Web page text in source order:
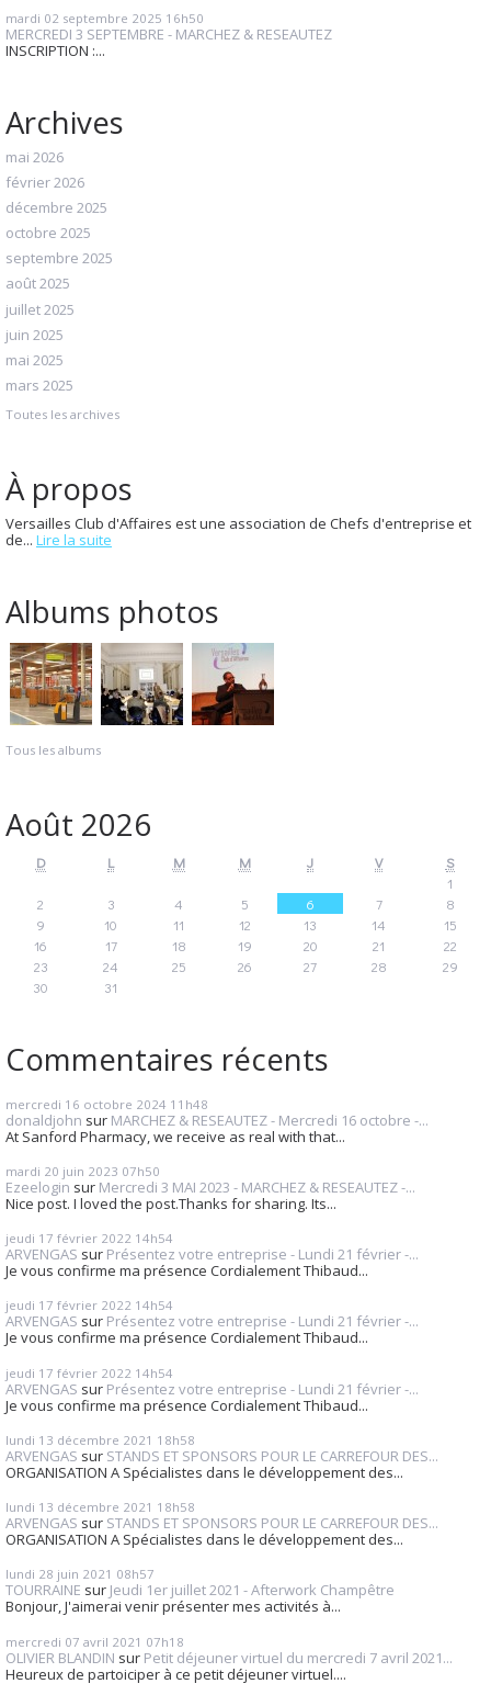
mardi 02 septembre 2025 16h50
MERCREDI 3 SEPTEMBRE - MARCHEZ & RESEAUTEZ
INSCRIPTION :...
Archives
mai 2026
février 2026
décembre 2025
octobre 2025
septembre 2025
août 2025
juillet 2025
juin 2025
mai 2025
mars 2025
Toutes les archives
À propos
Versailles Club d'Affaires est une association de Chefs d'entreprise et
de... Lire la suite
Albums photos
Tous les albums
Août 2026
D L M M J V
S
1
2
3 4 5 6 7
8
9
10 11 12 13 14
15
16
17 18 19 20 21
22
23
24 25 26 27 28
29
30
31
Commentaires récents
mercredi 16 octobre 2024 11h48
donaldjohn sur MARCHEZ & RESEAUTEZ - Mercredi 16 octobre -...
At Sanford Pharmacy, we receive as real with that...
mardi 20 juin 2023 07h50
Ezeelogin sur Mercredi 3 MAI 2023 - MARCHEZ & RESEAUTEZ -...
Nice post. I loved the post.Thanks for sharing. Its...
jeudi 17 février 2022 14h54
ARVENGAS sur Présentez votre entreprise - Lundi 21 février -...
Je vous confirme ma présence Cordialement Thibaud...
jeudi 17 février 2022 14h54
ARVENGAS sur Présentez votre entreprise - Lundi 21 février -...
Je vous confirme ma présence Cordialement Thibaud...
jeudi 17 février 2022 14h54
ARVENGAS sur Présentez votre entreprise - Lundi 21 février -...
Je vous confirme ma présence Cordialement Thibaud...
lundi 13 décembre 2021 18h58
ARVENGAS sur STANDS ET SPONSORS POUR LE CARREFOUR DES...
ORGANISATION A Spécialistes dans le développement des...
lundi 13 décembre 2021 18h58
ARVENGAS sur STANDS ET SPONSORS POUR LE CARREFOUR DES...
ORGANISATION A Spécialistes dans le développement des...
lundi 28 juin 2021 08h57
TOURRAINE sur Jeudi 1er juillet 2021 - Afterwork Champêtre
Bonjour, J'aimerai venir présenter mes activités à...
mercredi 07 avril 2021 07h18
OLIVIER BLANDIN sur Petit déjeuner virtuel du mercredi 7 avril 2021...
Heureux de partoiciper à ce petit déjeuner virtuel....